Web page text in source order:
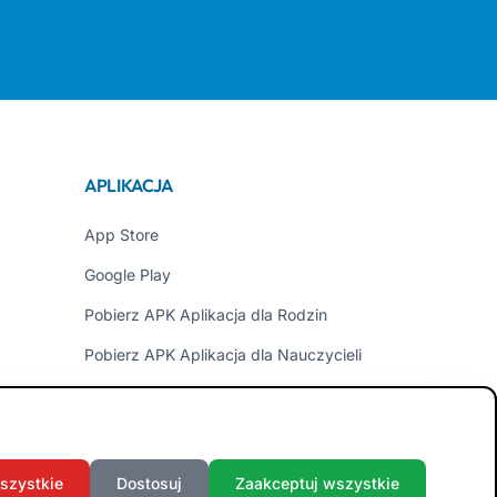
APLIKACJA
App Store
Google Play
Pobierz APK Aplikacja dla Rodzin
Pobierz APK Aplikacja dla Nauczycieli
Dostosuj Zaakceptuj wszystkie